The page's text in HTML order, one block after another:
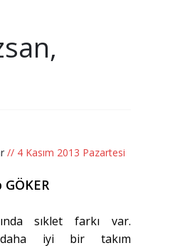
// 4 Kasım 2013 Pazartesi
GÖKER
sıklet farkı var.
daha iyi bir takım